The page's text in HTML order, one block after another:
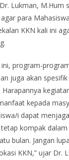
Lukman, M.Hum
para
KKN kali ini
ini, program-
juga akan
Harapannya
kepada
i dapat
kompak dalam
bulan. Jangan
KKN,” ujar Dr.